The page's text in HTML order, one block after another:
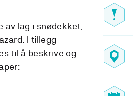
av lag i snødekket,
I tillegg
til å beskrive og